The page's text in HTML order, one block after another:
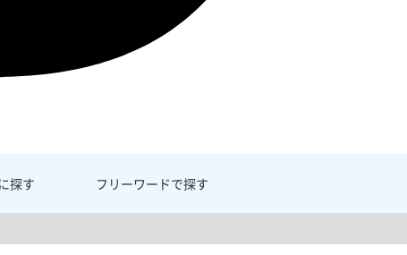
探す フリーワードで探す